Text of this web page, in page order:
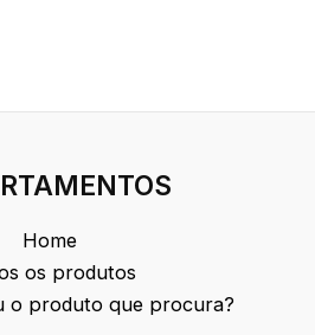
Home
os produtos
o produto que procura?